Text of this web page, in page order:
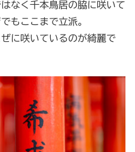
なく千本鳥居の脇に咲いて
もここまで立派。
に咲いているのが綺麗で